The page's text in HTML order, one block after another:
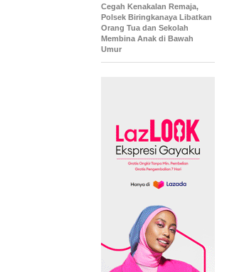
Cegah Kenakalan Remaja,
Polsek Biringkanaya Libatkan
Orang Tua dan Sekolah
Membina Anak di Bawah
Umur